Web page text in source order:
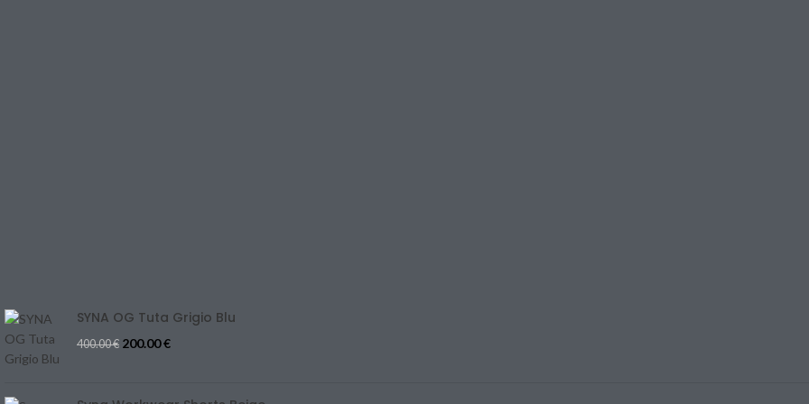
SYNA OG Tuta Grigio Blu
400.00€ 200.00€